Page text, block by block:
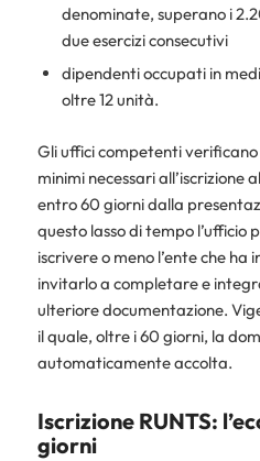
denominate, superano i
due esercizi consecutivi
dipendenti occupati in
oltre 12 unità.
Gli uffici competenti verificano
minimi necessari all’iscrizione al
entro 60 giorni dalla
questo lasso di tempo l’ufficio
iscrivere o meno l’ente che
invitarlo a completare e
ulteriore documentazione.
il quale, oltre i 60 giorni, la
automaticamente accolta.
Iscrizione RUNTS:
giorni